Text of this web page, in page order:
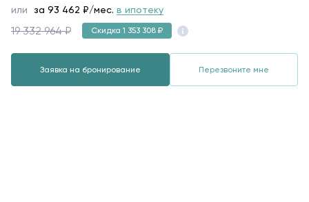
или за 93 462 ₽/мес. в ипотеку
19 332 964 ₽ Скидка 1 353 308 ₽
Заявка на бронирование Перезвоните мне